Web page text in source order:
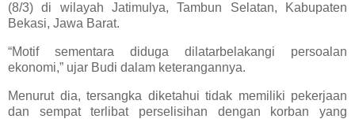
(8/3) di wilayah Jatimulya, Tambun Selatan, Kabupaten
Bekasi, Jawa Barat.
“Motif sementara diduga dilatarbelakangi persoalan
ekonomi,” ujar Budi dalam keterangannya.
Menurut dia, tersangka diketahui tidak memiliki pekerjaan
dan sempat terlibat perselisihan dengan korban yang